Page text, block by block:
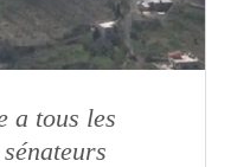
a tous les